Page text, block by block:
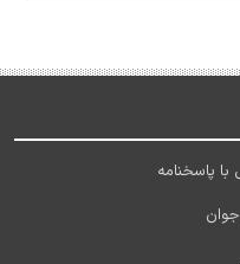
با پاسخنامه